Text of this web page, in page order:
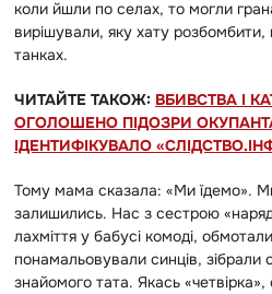
коли йшли по селах, то могли
вирішували, яку хату
танках.
ЧИТАЙТЕ ТАКОЖ: ВБИВСТВА І
ОГОЛОШЕНО ПІДОЗРИ
ІДЕНТИФІКУВАЛО
Тому мама сказала: «Ми їдемо».
залишились. Нас з сестрою
лахміття у бабусі комоді,
понамальовували синців,
знайомого тата. Якась